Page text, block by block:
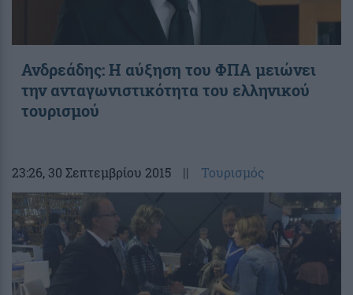
Ανδρεάδης: Η αύξηση του ΦΠΑ μειώνει
την ανταγωνιστικότητα του ελληνικού
τουρισμού
23:26, 30 Σεπτεμβρίου 2015 || Τουρισμός